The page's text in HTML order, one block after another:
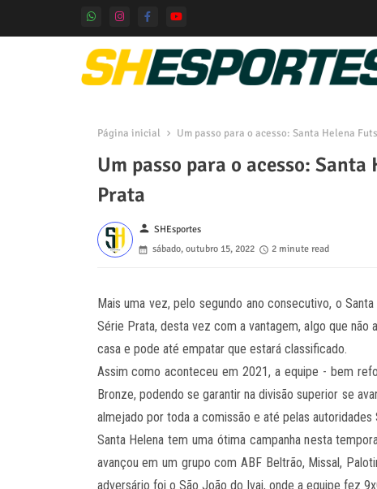
Página inicial Um passo para o acesso: Santa Helena
Um passo para o acesso:
Prata
person SHEsportes
sábado, outubro 15, 2022
2 minute read
Mais uma vez, pelo segundo ano consecutivo, o
Série Prata, desta vez com a vantagem, algo que
casa e pode até empatar que estará classificado.
Assim como aconteceu em 2021, a equipe - bem
Bronze, podendo se garantir na divisão superior se
almejado por toda a comissão e até pelas autoridades
Santa Helena tem uma ótima campanha nesta
avançou em um grupo com ABF Beltrão, Missal,
adversário foi o São João do Ivai, onde a equipe fez